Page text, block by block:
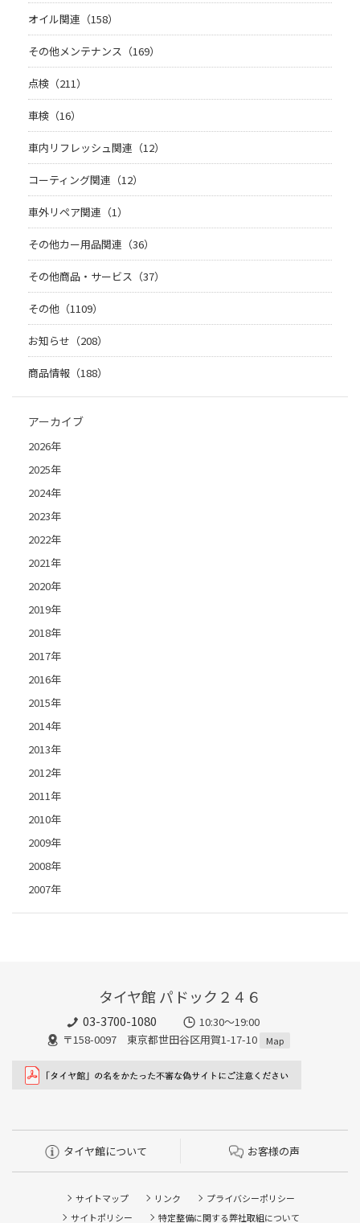
オイル関連（158）
その他メンテナンス（169）
点検（211）
車検（16）
車内リフレッシュ関連（12）
コーティング関連（12）
車外リペア関連（1）
その他カー用品関連（36）
その他商品・サービス（37）
その他（1109）
お知らせ（208）
商品情報（188）
アーカイブ
2026年
2025年
2024年
2023年
2022年
2021年
2020年
2019年
2018年
2017年
2016年
2015年
2014年
2013年
2012年
2011年
2010年
2009年
2008年
2007年
タイヤ館 パドック２４６
03-3700-1080
10:30～19:00
〒158-0097 東京都世田谷区用賀1-17-10
Map
タイヤ館について お客様の声
サイトマップ リンク
プライバシーポリシー
サイトポリシー
特定整備に関する弊社取組について